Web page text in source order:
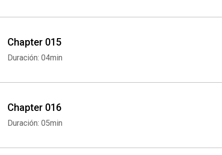
Chapter 015
Duración: 04min
Chapter 016
Duración: 05min